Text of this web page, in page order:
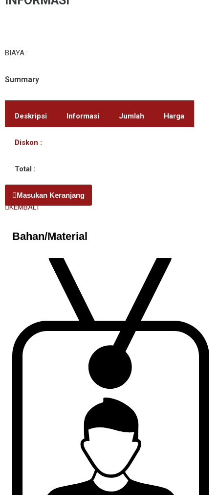
BIAYA :
Summary
Deskripsi Informasi Jumlah Harga
Diskon :
Total :
Masukan Keranjang
KEMBALI
Bahan/Material